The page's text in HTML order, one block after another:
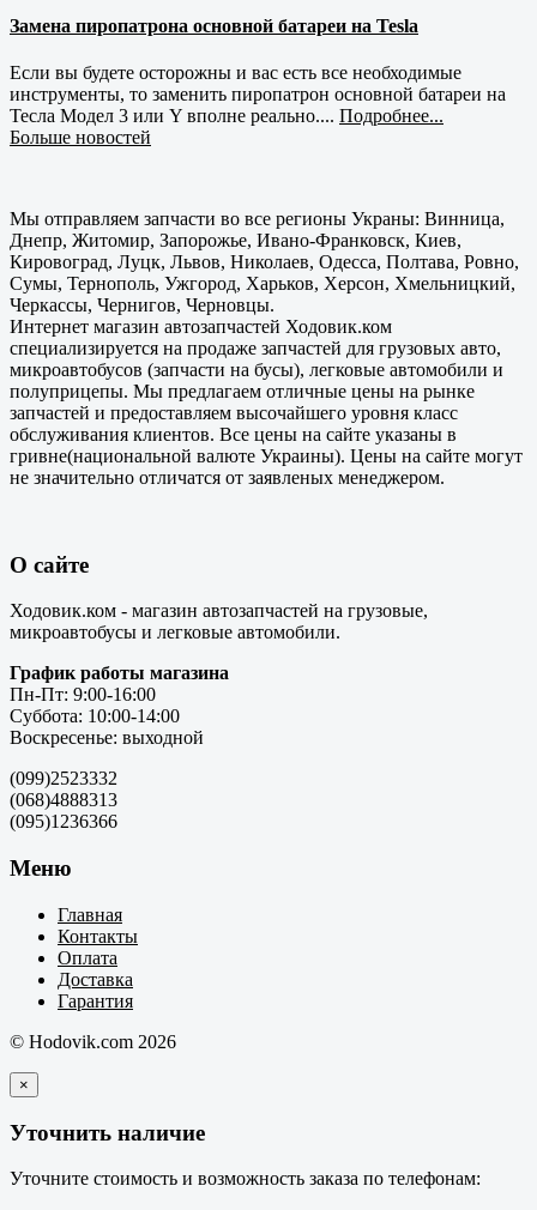
Замена пиропатрона основной батареи на Tesla
Если вы будете осторожны и вас есть все необходимые
инструменты, то заменить пиропатрон основной батареи на
Тесла Модел 3 или Y вполне реально.... Подробнее...
Больше новостей
Мы отправляем запчасти во все регионы Украны: Винница,
Днепр, Житомир, Запорожье, Ивано-Франковск, Киев,
Кировоград, Луцк, Львов, Николаев, Одесса, Полтава, Ровно,
Сумы, Тернополь, Ужгород, Харьков, Херсон, Хмельницкий,
Черкассы, Чернигов, Черновцы.
Интернет магазин автозапчастей Ходовик.ком
специализируется на продаже запчастей для грузовых авто,
микроавтобусов (запчасти на бусы), легковые автомобили и
полуприцепы. Мы предлагаем отличные цены на рынке
запчастей и предоставляем высочайшего уровня класс
обслуживания клиентов. Все цены на сайте указаны в
гривне(национальной валюте Украины). Цены на сайте могут
не значительно отличатся от заявленых менеджером.
О сайте
Ходовик.ком - магазин автозапчастей на грузовые,
микроавтобусы и легковые автомобили.
График работы магазина
Пн-Пт: 9:00-16:00
Суббота: 10:00-14:00
Воскресенье: выходной
(099)2523332
(068)4888313
(095)1236366
Меню
Главная
Контакты
Оплата
Доставка
Гарантия
© Hodovik.com 2026
×
Уточнить наличие
Уточните стоимость и возможность заказа по телефонам: